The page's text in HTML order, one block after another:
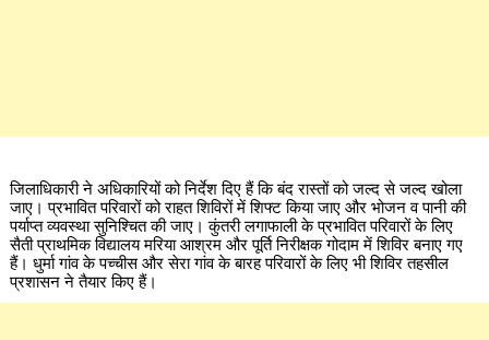
जिलाधिकारी ने अधिकारियों को निर्देश दिए हैं कि बंद रास्तों को जल्द से जल्द खोला
जाए। प्रभावित परिवारों को राहत शिविरों में शिफ्ट किया जाए और भोजन व पानी की
पर्याप्त व्यवस्था सुनिश्चित की जाए। कुंतरी लगाफाली के प्रभावित परिवारों के लिए
सैती प्राथमिक विद्यालय मरिया आश्रम और पूर्ति निरीक्षक गोदाम में शिविर बनाए गए
हैं। धुर्मा गांव के पच्चीस और सेरा गांव के बारह परिवारों के लिए भी शिविर तहसील
प्रशासन ने तैयार किए हैं।